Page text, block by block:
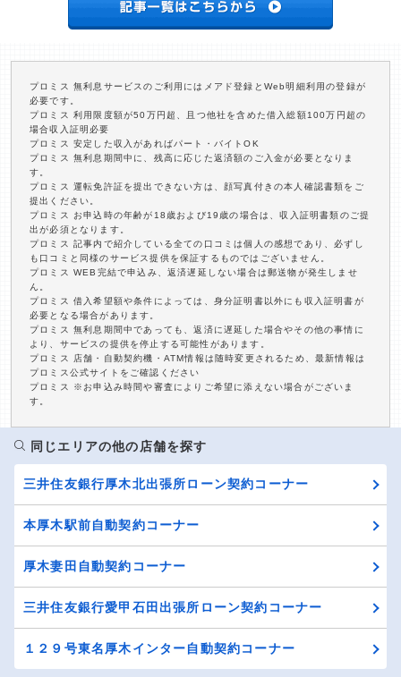
プロミス 無利息サービスのご利用にはメアド登録とWeb明細利用の登録が
必要です。
プロミス 利用限度額が50万円超、且つ他社を含めた借入総額100万円超の
場合収入証明必要
プロミス 安定した収入があればパート・バイトOK
プロミス 無利息期間中に、残高に応じた返済額のご入金が必要となりま
す。
プロミス 運転免許証を提出できない方は、顔写真付きの本人確認書類をご
提出ください。
プロミス お申込時の年齢が18歳および19歳の場合は、収入証明書類のご提
出が必須となります。
プロミス 記事内で紹介している全ての口コミは個人の感想であり、必ずし
も口コミと同様のサービス提供を保証するものではございません。
プロミス WEB完結で申込み、返済遅延しない場合は郵送物が発生しませ
ん。
プロミス 借入希望額や条件によっては、身分証明書以外にも収入証明書が
必要となる場合があります。
プロミス 無利息期間中であっても、返済に遅延した場合やその他の事情に
より、サービスの提供を停止する可能性があります。
プロミス 店舗・自動契約機・ATM情報は随時変更されるため、最新情報は
プロミス公式サイトをご確認ください
プロミス ※お申込み時間や審査によりご希望に添えない場合がございま
す。
同じエリアの他の店舗を探す
三井住友銀行厚木北出張所ローン契約コーナー
本厚木駅前自動契約コーナー
厚木妻田自動契約コーナー
三井住友銀行愛甲石田出張所ローン契約コーナー
１２９号東名厚木インター自動契約コーナー